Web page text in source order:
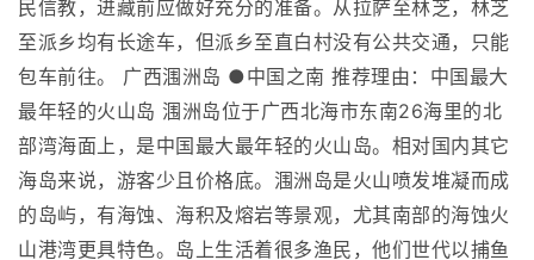
民信教，进藏前应做好充分的准备。从拉萨至林芝，林芝
至派乡均有长途车，但派乡至直白村没有公共交通，只能
包车前往。 广西涠洲岛 ●中国之南 推荐理由：中国最大
最年轻的火山岛 涠洲岛位于广西北海市东南26海里的北
部湾海面上，是中国最大最年轻的火山岛。相对国内其它
海岛来说，游客少且价格底。涠洲岛是火山喷发堆凝而成
的岛屿，有海蚀、海积及熔岩等景观，尤其南部的海蚀火
山港湾更具特色。岛上生活着很多渔民，他们世代以捕鱼